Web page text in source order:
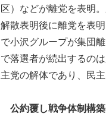
区）などが離党を表明
解散表明後に離党を表
で小沢グループが集団
で落選者が続出するの
主党の解体であり、民
公約覆し戦争体制構